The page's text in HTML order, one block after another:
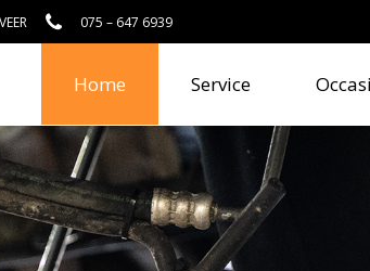
075 – 647 6939
Home Service